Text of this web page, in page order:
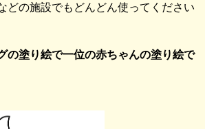
どの施設でもどんどん使ってください
の塗り絵で一位の赤ちゃんの塗り絵で